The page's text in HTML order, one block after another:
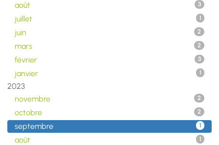
août 3
juillet 1
juin 2
mars 2
février 3
janvier 1
2023
novembre
2
octobre 2
septembre 1
août 1